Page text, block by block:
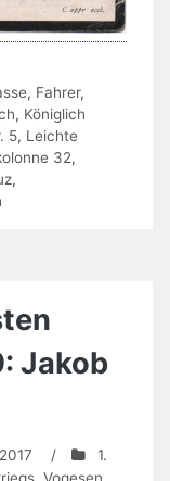
, Fahrer,
, Königlich
5, Leichte
32,
,
Jakob
/
1.